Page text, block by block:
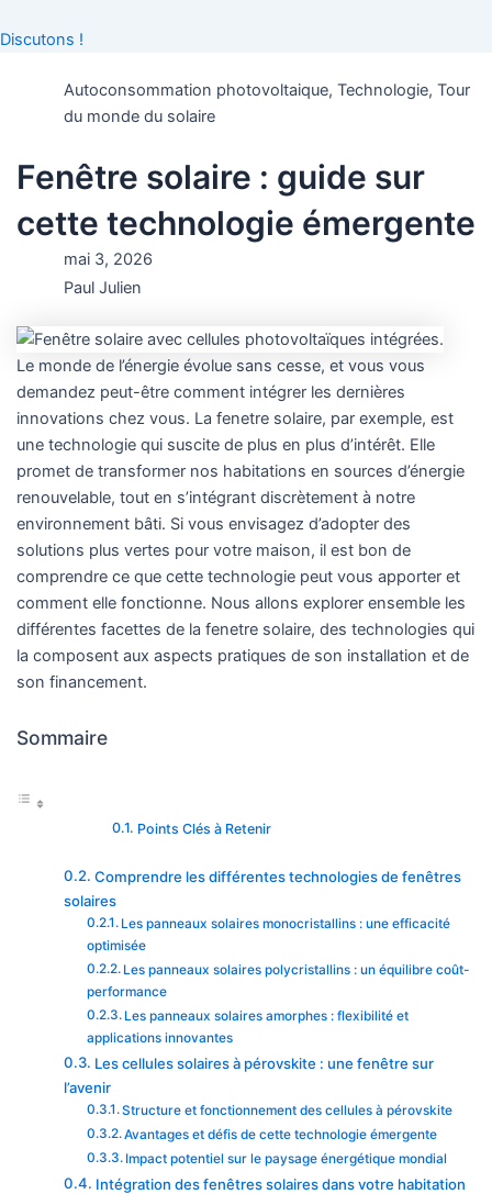
Discutons !
Autoconsommation photovoltaique,Technologie,Tour
du monde du solaire
Fenêtre solaire : guide sur
cette technologie émergente
mai 3, 2026
Paul Julien
Le monde de l’énergie évolue sans cesse, et vous vous
demandez peut-être comment intégrer les dernières
innovations chez vous. La fenetre solaire, par exemple, est
une technologie qui suscite de plus en plus d’intérêt. Elle
promet de transformer nos habitations en sources d’énergie
renouvelable, tout en s’intégrant discrètement à notre
environnement bâti. Si vous envisagez d’adopter des
solutions plus vertes pour votre maison, il est bon de
comprendre ce que cette technologie peut vous apporter et
comment elle fonctionne. Nous allons explorer ensemble les
différentes facettes de la fenetre solaire, des technologies qui
la composent aux aspects pratiques de son installation et de
son financement.
Sommaire
Points Clés à Retenir
Comprendre les différentes technologies de fenêtres
solaires
Les panneaux solaires monocristallins : une efficacité
optimisée
Les panneaux solaires polycristallins : un équilibre coût-
performance
Les panneaux solaires amorphes : flexibilité et
applications innovantes
Les cellules solaires à pérovskite : une fenêtre sur
l’avenir
Structure et fonctionnement des cellules à pérovskite
Avantages et défis de cette technologie émergente
Impact potentiel sur le paysage énergétique mondial
Intégration des fenêtres solaires dans votre habitation